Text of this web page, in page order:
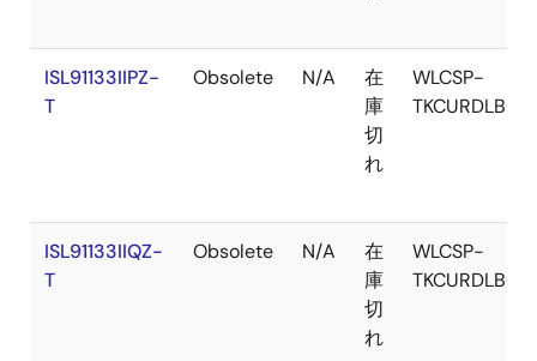
ISL91133IIPZ-
T
Obsolete N/A
在
庫
切
れ
WLCSP-
TKCURDLBC
ISL91133IIQZ-
T
Obsolete N/A
在
庫
切
れ
WLCSP-
TKCURDLBC